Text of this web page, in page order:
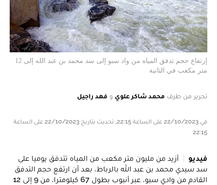
إرتفاع حجم تدفق المياه من واد سبو إلى سد محمد بن عبد الله إلى 12
متر مكعب في التانية
تحرير من طرف محمد شاكر علوي و فهد راجيل
في 22/10/2023 على الساعة 22:15, تحديث بتاريخ 22/10/2023 على الساعة
22:15
فيديو
أزيد من مليون متر مكعب من المياه تتدفق يوميا على
سد سيدي محمد بن عبد الله بالرباط، بعد أن ارتفع حجم التدفق
القادم من وادي سبو، عبر أنبوب بطول 67 كيلومترا، من 9 إلى 12